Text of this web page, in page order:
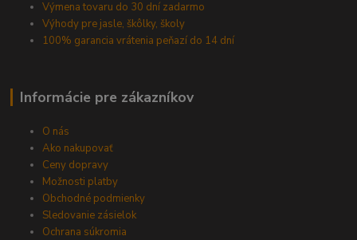
Výmena tovaru do 30 dní zadarmo
Výhody pre jasle, škôlky, školy
100% garancia vrátenia peňazí do 14 dní
Informácie pre zákazníkov
O nás
Ako nakupovať
Ceny dopravy
Možnosti platby
Obchodné podmienky
Sledovanie zásielok
Ochrana súkromia